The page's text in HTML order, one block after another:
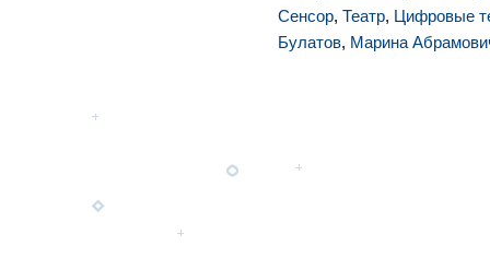
Сенсор, Театр, Цифровые
Булатов, Марина